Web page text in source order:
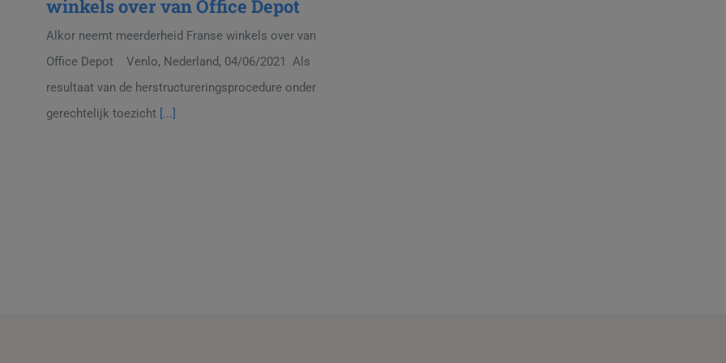
winkels over van Office Depot
Alkor neemt meerderheid Franse winkels over van
Office Depot Venlo, Nederland, 04/06/2021 Als
resultaat van de herstructureringsprocedure onder
gerechtelijk toezicht [...]